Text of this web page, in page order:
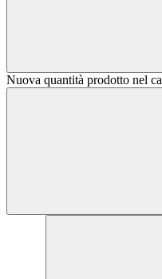
Nuova quantità prodotto nel